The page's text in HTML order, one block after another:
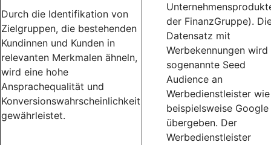
Durch die Identifikation von
Zielgruppen, die bestehenden
Kundinnen und Kunden in
relevanten Merkmalen ähneln,
wird eine hohe
Ansprachequalität und
Konversionswahrscheinlichkeit
gewährleistet.
der FinanzGruppe).
Datensatz mit
Werbekennungen wird
sogenannte Seed
Audience an
Werbedienstleister wie
beispielsweise Google
übergeben. Der
Werbedienstleister